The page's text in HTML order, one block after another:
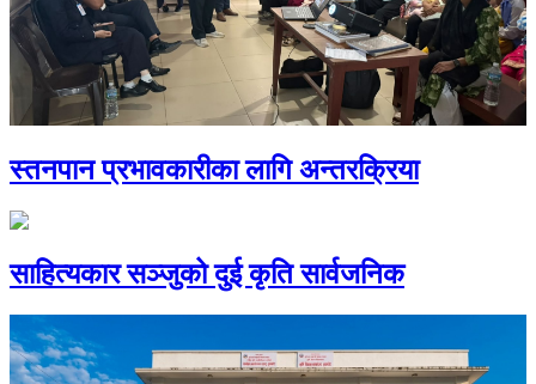
स्तनपान प्रभावकारीका लागि अन्तरक्रिया
साहित्यकार सञ्जुको दुई कृति सार्वजनिक